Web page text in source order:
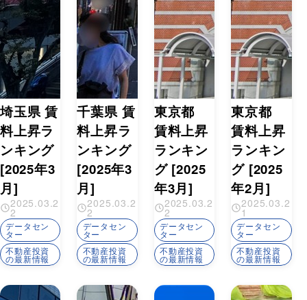
埼玉県 賃
料上昇ラ
ンキング
[2025年3
月]
2025.03.2
2
データセン
ター
不動産投資
の最新情報
千葉県 賃
料上昇ラ
ンキング
[2025年3
月]
2025.03.2
2
データセン
ター
不動産投資
の最新情報
東京都
賃料上昇
ランキン
グ [2025
年3月]
2025.03.2
2
データセン
ター
不動産投資
の最新情報
東京都
賃料上昇
ランキン
グ [2025
年2月]
2025.03.2
1
データセン
ター
不動産投資
の最新情報